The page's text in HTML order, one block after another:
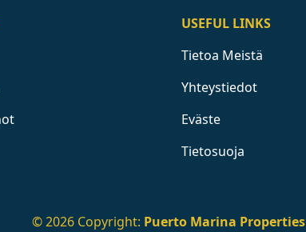
USEFUL LINKS
Tietoa Meistä
Yhteystiedot
Eväste
Tietosuoja
© 2026 Copyright: Puerto Marina Properties